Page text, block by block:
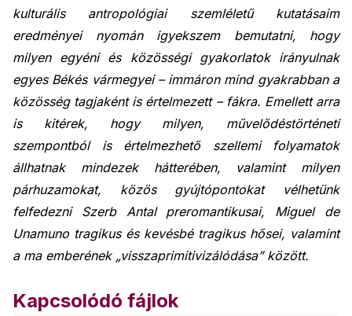
kulturális antropológiai szemléletű kutatásaim
eredményei nyomán igyekszem bemutatni, hogy
milyen egyéni és közösségi gyakorlatok irányulnak
egyes Békés vármegyei – immáron mind gyakrabban a
közösség tagjaként is értelmezett – fákra. Emellett arra
is kitérek, hogy milyen, művelődéstörténeti
szempontból is értelmezhető szellemi folyamatok
állhatnak mindezek hátterében, valamint milyen
párhuzamokat, közös gyújtópontokat vélhetünk
felfedezni Szerb Antal preromantikusai, Miguel de
Unamuno tragikus és kevésbé tragikus hősei, valamint
a ma emberének „visszaprimitivizálódása” között.
Kapcsolódó fájlok